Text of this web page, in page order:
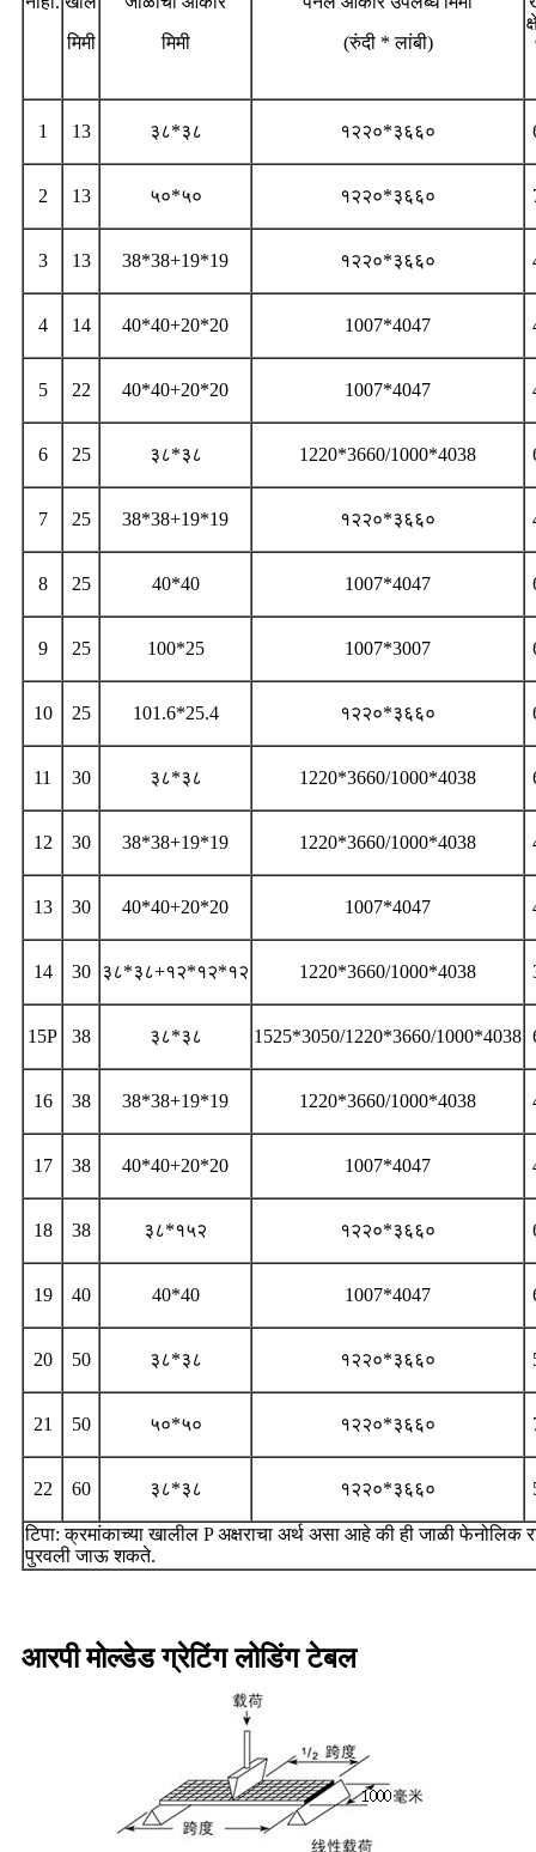
मिमी
मिमी
(रुंदी * लांबी)
1 13 ३८*३८ १२२०*३६६०
2 13 ५०*५० १२२०*३६६०
3 13 38*38+19*19 १२२०*३६६०
4 14 40*40+20*20 1007*4047
5 22 40*40+20*20 1007*4047
6 25 ३८*३८ 1220*3660/1000*4038
7 25 38*38+19*19 १२२०*३६६०
8 25 40*40 1007*4047
9 25 100*25 1007*3007
10 25 101.6*25.4 १२२०*३६६०
11 30 ३८*३८ 1220*3660/1000*4038
12 30 38*38+19*19 1220*3660/1000*4038
13 30 40*40+20*20 1007*4047
14 30 ३८*३८+१२*१२*१२ 1220*3660/1000*4038
15P 38 ३८*३८ 1525*3050/1220*3660/1000*4038
16 38 38*38+19*19 1220*3660/1000*4038
17 38 40*40+20*20 1007*4047
18 38 ३८*१५२ १२२०*३६६०
19 40 40*40 1007*4047
20 50 ३८*३८ १२२०*३६६०
21 50 ५०*५० १२२०*३६६०
22 60 ३८*३८ १२२०*३६६०
टिपा: क्रमांकाच्या खालील P अक्षराचा अर्थ असा आहे की ही जाळी फेनोलिक
पुरवली जाऊ शकते.
आरपी मोल्डेड ग्रेटिंग लोडिंग टेबल